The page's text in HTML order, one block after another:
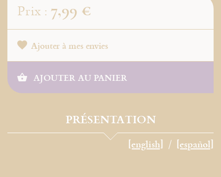
Prix : 7,99 €
Ajouter à mes envies
AJOUTER AU PANIER
PRÉSENTATION
[english] [español]